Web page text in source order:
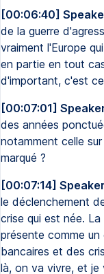
[00:06:40]
de la guerre
vraiment l'Europe
en partie en tout
d'important, c'est
[00:07:01]
des années
notamment celle
marqué ?
[00:07:14]
le déclenchement
crise qui est née.
présente comme
bancaires et des
là, on va vivre, et je